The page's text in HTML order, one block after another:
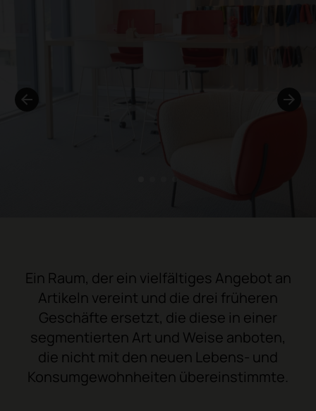
Ein Raum, der ein vielfältiges Angebot an
Artikeln vereint und die drei früheren
Geschäfte ersetzt, die diese in einer
segmentierten Art und Weise anboten,
die nicht mit den neuen Lebens- und
Konsumgewohnheiten übereinstimmte.